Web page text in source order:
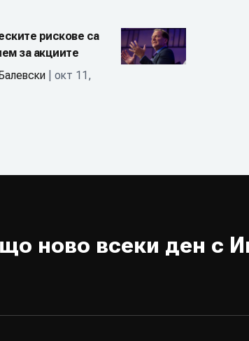
рискове са
за акциите
| окт 11,
ново всеки ден с